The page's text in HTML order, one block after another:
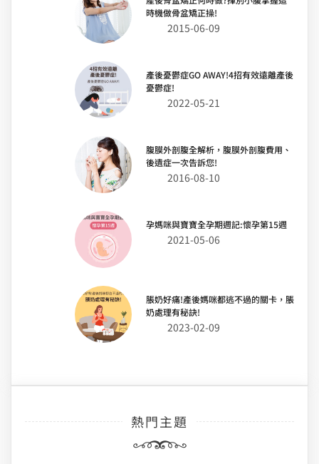
時機做骨盆矯正操!
2015-06-09
產後憂鬱症GO AWAY!4招有效遠離產後
憂鬱症!
2022-05-21
腹膜外剖腹全解析，腹膜外剖腹費用、
後遺症一次告訴您!
2016-08-10
孕媽咪與寶寶全孕期週記:懷孕第15週
2021-05-06
脹奶好痛!產後媽咪都逃不過的關卡，脹
奶處理有秘訣!
2023-02-09
熱門主題